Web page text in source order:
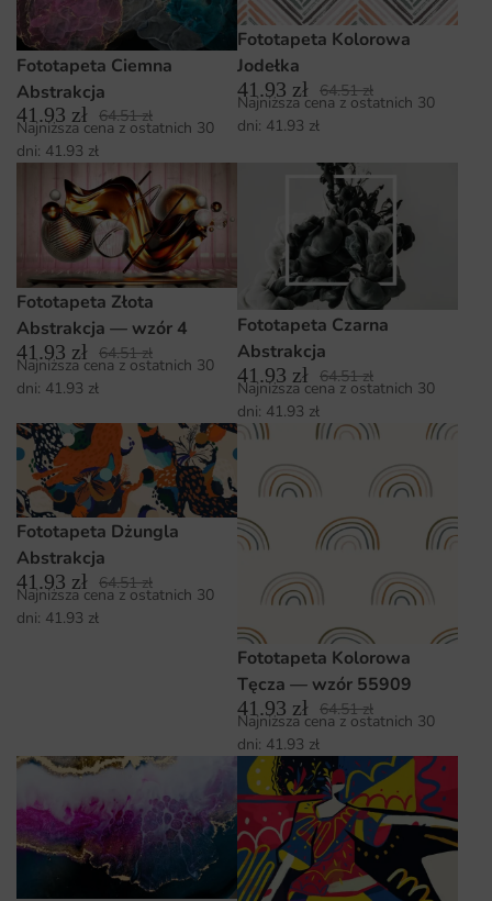
Fototapeta Ciemna
Abstrakcja
41.93 zł 64.51zł
Najniższa cena z ostatnich 30
dni: 41.93 zł
Fototapeta Kolorowa
Jodełka
41.93 zł 64.51zł
Najniższa cena z ostatnich 30
dni: 41.93 zł
Fototapeta Złota
Abstrakcja — wzór 4
41.93 zł 64.51zł
Najniższa cena z ostatnich 30
dni: 41.93 zł
Fototapeta Czarna
Abstrakcja
41.93 zł 64.51zł
Najniższa cena z ostatnich 30
dni: 41.93 zł
Fototapeta Dżungla
Abstrakcja
41.93 zł 64.51zł
Najniższa cena z ostatnich 30
dni: 41.93 zł
Fototapeta Kolorowa
Tęcza — wzór 55909
41.93 zł 64.51zł
Najniższa cena z ostatnich 30
dni: 41.93 zł